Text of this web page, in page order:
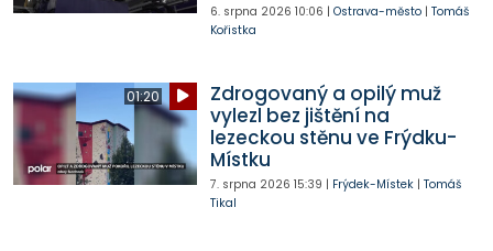
6. srpna 2026 10:06 | Ostrava-město| Tomáš
Kořistka
01:20
Zdrogovaný a opilý muž
vylezl bez jištění na
lezeckou stěnu ve Frýdku-
Místku
7. srpna 2026 15:39 | Frýdek-Místek| Tomáš
Tikal